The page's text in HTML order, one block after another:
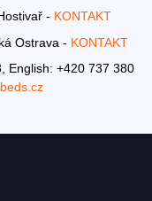
- KONTAKT
Ostrava - KONTAKT
English: +420 737 380